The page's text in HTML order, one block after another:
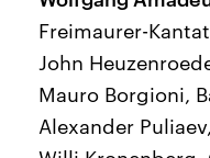
Freimaurer-
John
Mauro Borgioni,
Alexander